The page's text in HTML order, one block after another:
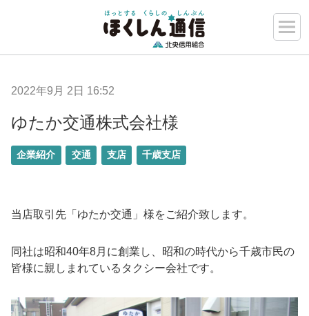
2022年9月 2日 16:52
ゆたか交通株式会社様
企業紹介 交通 支店 千歳支店
当店取引先「ゆたか交通」様をご紹介致します。
同社は昭和40年8月に創業し、昭和の時代から千歳市民の
皆様に親しまれているタクシー会社です。